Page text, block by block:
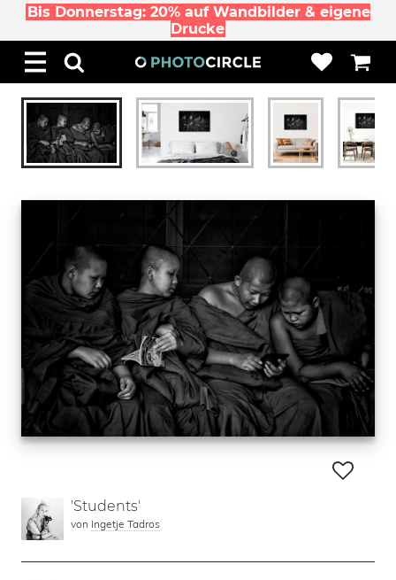
Bis Donnerstag: 20% auf Wandbilder & eigene
Drucke
'Students'
von Ingetje Tadros